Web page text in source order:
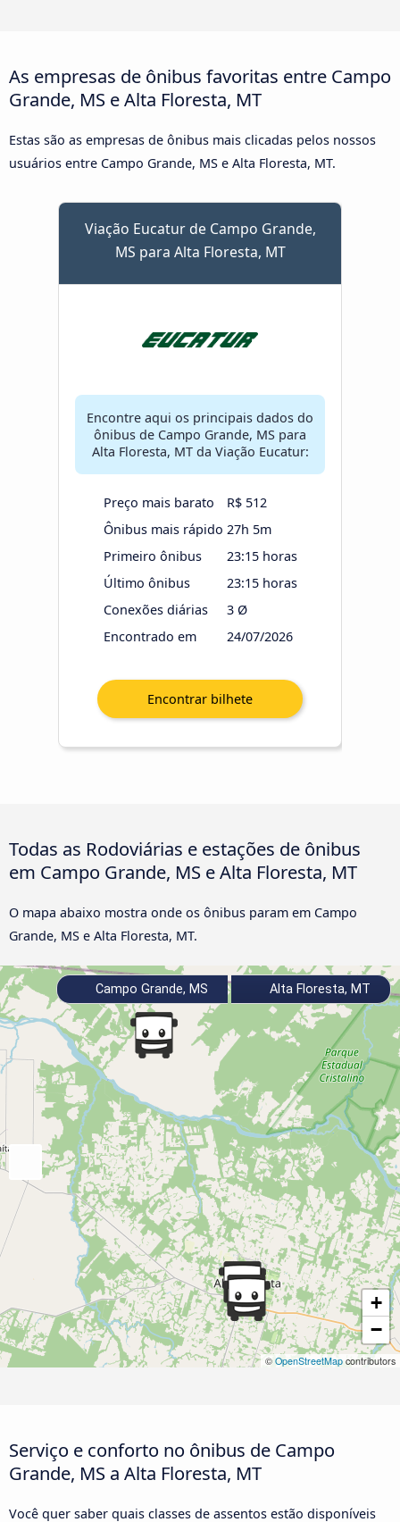
As empresas de ônibus favoritas entre Campo
Grande, MS e Alta Floresta, MT
Estas são as empresas de ônibus mais clicadas pelos nossos
usuários entre Campo Grande, MS e Alta Floresta, MT.
Viação Eucatur de Campo Grande,
MS para Alta Floresta, MT
Encontre aqui os principais dados do
ônibus de Campo Grande, MS para
Alta Floresta, MT da Viação Eucatur:
Preço mais barato
R$ 512
Ônibus mais rápido 27h 5m
Primeiro ônibus
23:15 horas
Último ônibus
23:15 horas
Conexões diárias
3 Ø
Encontrado em
24/07/2026
Todas as Rodoviárias e estações de ônibus
em Campo Grande, MS e Alta Floresta, MT
O mapa abaixo mostra onde os ônibus param em Campo
Grande, MS e Alta Floresta, MT.
+
−
© OpenStreetMap contributors
Campo Grande, MS Alta Floresta, MT
Serviço e conforto no ônibus de Campo
Grande, MS a Alta Floresta, MT
Você quer saber quais classes de assentos estão disponíveis